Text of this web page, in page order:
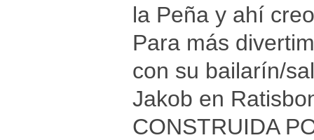
la Peña y ahí
Para más
con su bailarín/
Jakob en
CONSTRUIDA